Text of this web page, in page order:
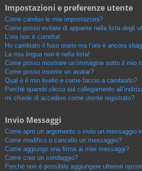
Impostazioni e preferenze utente
Come cambio le mie impostazioni?
Come posso evitare di apparire nella lista degli
L’ora non è corretta!
Ho cambiato il fuso orario ma l’ora è ancora
La mia lingua non è nella lista!
Come posso mostrare un’immagine sotto il mio
Come posso inserire un avatar?
Qual è il mio livello e come faccio a cambiarlo?
Perché quando clicco sul collegamento
mi chiede di accedere come utente registrato?
Invio Messaggi
Come apro un argomento o invio un messaggio
Come modifico o cancello un messaggio?
Come aggiungo una firma ai miei messaggi?
Come creo un sondaggio?
Perché non è possibile aggiungere ulteriori